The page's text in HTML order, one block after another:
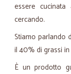
essere
cercando.
Stiamo parlando
il 40% di grassi
È un prodotto